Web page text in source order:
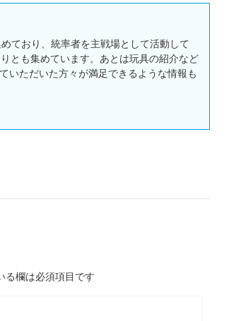
ており、統率者を主戦場として活動して
とも集めています。あとは玩具の紹介など
いただいた方々が満足できるような情報も
る欄は必須項目です